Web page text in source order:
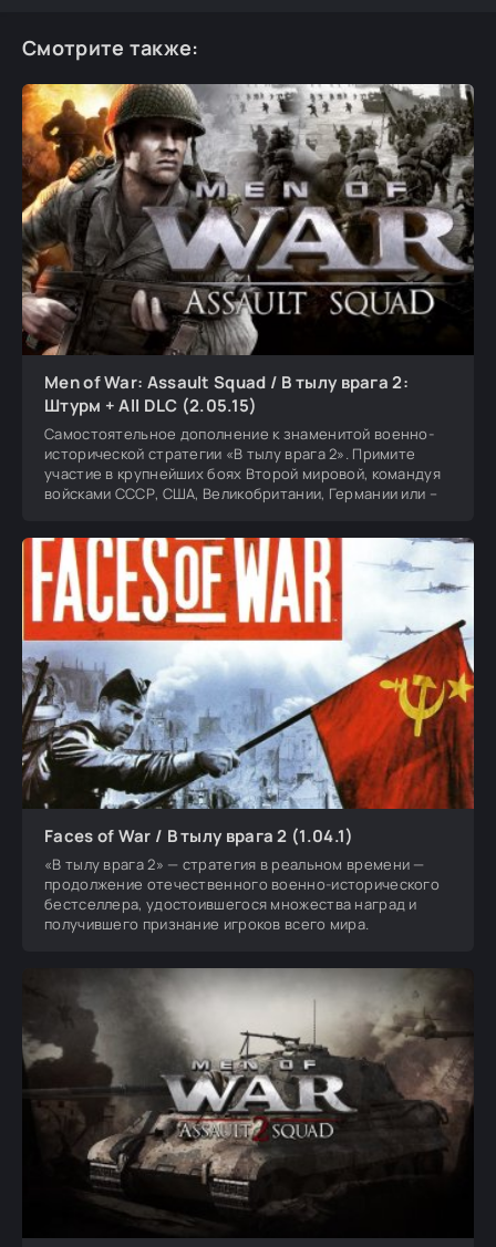
Смотрите также:
Men of War: Assault Squad / В тылу врага 2:
Штурм + All DLC (2.05.15)
Самостоятельное дополнение к знаменитой военно-
исторической стратегии «В тылу врага 2». Примите
участие в крупнейших боях Второй мировой, командуя
войсками СССР, США, Великобритании, Германии или –
Faces of War / В тылу врага 2 (1.04.1)
«В тылу врага 2» — стратегия в реальном времени —
продолжение отечественного военно-исторического
бестселлера, удостоившегося множества наград и
получившего признание игроков всего мира.